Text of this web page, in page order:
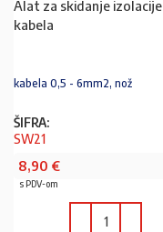
Alat za skidanje izolacije
kabela
kabela 0,5 - 6mm2, nož
ŠIFRA:
SW21
8,90 €
s PDV-om